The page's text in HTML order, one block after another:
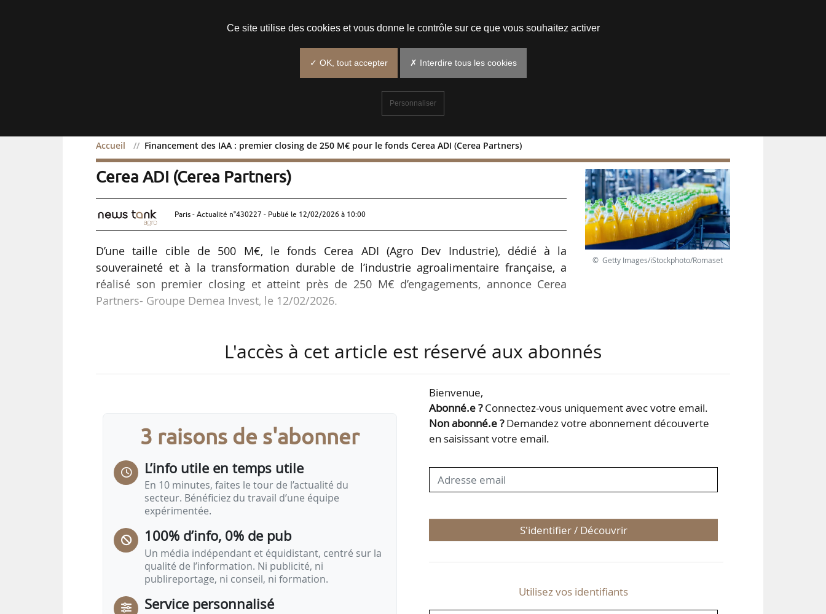
Accueil Financement des IAA : premier closing de 250 M€ pour le fonds Cerea ADI (Cerea Partners)
Financement des IAA : premier closing de 250 M€ pour le fonds
Cerea ADI (Cerea Partners)
Paris - Actualité n°430227 - Publié le 12/02/2026 à 10:00
D’une taille cible de 500 M€, le fonds Cerea ADI (Agro Dev Industrie), dédié à la
souveraineté et à la transformation durable de l’industrie agroalimentaire française, a
réalisé son premier closing et atteint près de 250 M€ d’engagements, annonce Cerea
Partners- Groupe Demea Invest, le 12/02/2026.
ainsi que Bpifrance sur ses fonds propres. Il rassemble également des investisseurs
Doté par l’État et abondé par des partenaires public et privé, le fonds Cerea ADI est géré
© Getty Images/iStockphoto/Romaset
L'accès à cet article est réservé aux abonnés
3 raisons de s'abonner
L’info utile en temps utile
En 10 minutes, faites le tour de l’actualité du
secteur. Bénéficiez du travail d’une équipe
expérimentée.
100% d’info, 0% de pub
Un média indépendant et équidistant, centré sur la
qualité de l’information. Ni publicité, ni
publireportage, ni conseil, ni formation.
Service personnalisé
Bienvenue,
Abonné.e ?Connectez-vous uniquement avec votre email.
Non abonné.e ?Demandez votre abonnement découverte
en saisissant votre email.
S'identifier / Découvrir
Utilisez vos identifiants
Ce site utilise des cookies et vous donne le contrôle sur ce que vous souhaitez activer
✓ OK, tout accepter ✗ Interdire tous les cookies
Personnaliser